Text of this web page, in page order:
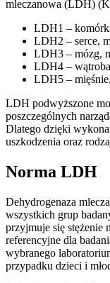
mleczanowa (LDH)
LDH1 –
LDH2 – serce,
LDH3 – mózg,
LDH4 –
LDH5 –
LDH podwyższone
poszczególnych
Dlatego dzięki
uszkodzenia oraz
Norma LDH
Dehydrogenaza
wszystkich grup
przyjmuje się stężenie
referencyjne dla
wybranego
przypadku dzieci i